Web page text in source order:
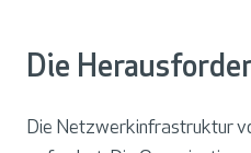
Die
Die Netzwerkinfrastruktur